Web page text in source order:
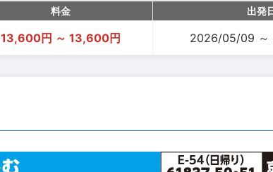
料金 出発
13,600円 ～ 13,600円 2026/05/09 ～